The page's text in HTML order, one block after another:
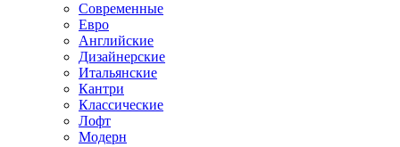
Современные
Евро
Английские
Дизайнерские
Итальянские
Кантри
Классические
Лофт
Модерн